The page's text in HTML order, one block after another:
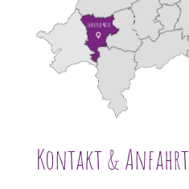
Kontakt & Anfahrt